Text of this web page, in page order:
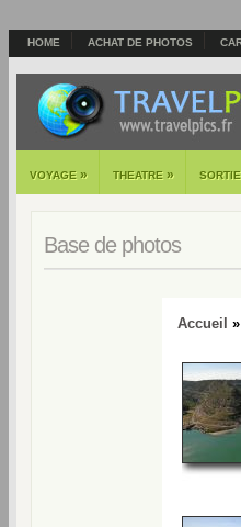
HOME ACHAT DE PHOTOS
VOYAGE » THEATRE »
Base de photos
Accueil »